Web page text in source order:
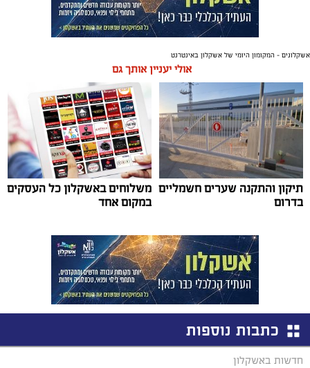
אשקלונים - המקומון היומי של אשקלון באינטרנט
אולי יעניין אותך גם
תיקון והתקנה שערים חשמליים
בדרום
משלוחים באשקלון כל העסקים
במקום אחד
כתבות נוספות
חדשות באשקלון